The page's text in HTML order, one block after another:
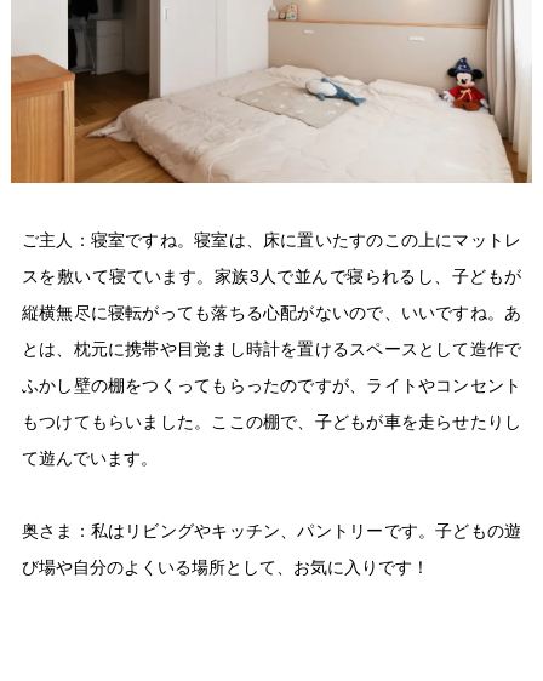
ご主人：寝室ですね。寝室は、床に置いたすのこの上にマットレ
スを敷いて寝ています。家族3人で並んで寝られるし、子どもが
縦横無尽に寝転がっても落ちる心配がないので、いいですね。あ
とは、枕元に携帯や目覚まし時計を置けるスペースとして造作で
ふかし壁の棚をつくってもらったのですが、ライトやコンセント
もつけてもらいました。ここの棚で、子どもが車を走らせたりし
て遊んでいます。
奥さま：私はリビングやキッチン、パントリーです。子どもの遊
び場や自分のよくいる場所として、お気に入りです！